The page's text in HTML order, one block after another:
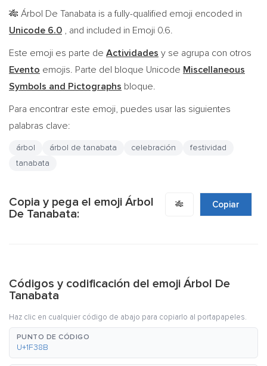
🎋 Árbol De Tanabata is a fully-qualified emoji encoded in
Unicode 6.0 , and included in Emoji 0.6.
Este emoji es parte de Actividades y se agrupa con otros
Evento emojis. Parte del bloque Unicode Miscellaneous
Symbols and Pictographs bloque.
Para encontrar este emoji, puedes usar las siguientes
palabras clave:
árbol árbol de tanabata celebración
festividad
tanabata
Copia y pega el emoji Árbol
De Tanabata:
🎋 Copiar
Códigos y codificación del emoji Árbol De
Tanabata
Haz clic en cualquier código de abajo para copiarlo al portapapeles.
PUNTO DE CÓDIGO
U+1F38B